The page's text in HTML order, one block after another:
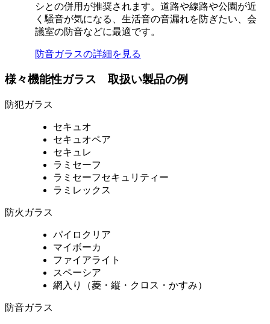
シとの併用が推奨されます。道路や線路や公園が近
く騒音が気になる、生活音の音漏れを防ぎたい、会
議室の防音などに最適です。
防音ガラスの詳細を見る
様々機能性ガラス 取扱い製品の例
防犯ガラス
セキュオ
セキュオペア
セキュレ
ラミセーフ
ラミセーフセキュリティー
ラミレックス
防火ガラス
パイロクリア
マイボーカ
ファイアライト
スペーシア
網入り（菱・縦・クロス・かすみ）
防音ガラス